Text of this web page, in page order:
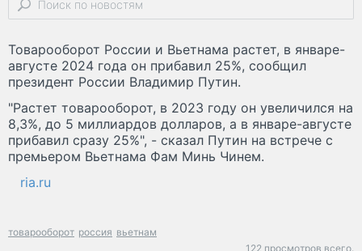
Товарооборот России и Вьетнама растет, в январе-
августе 2024 года он прибавил 25%, сообщил
президент России Владимир Путин.
"Растет товарооборот, в 2023 году он увеличился на
8,3%, до 5 миллиардов долларов, а в январе-августе
прибавил сразу 25%", - сказал Путин на встрече с
премьером Вьетнама Фам Минь Чинем.
ria.ru
товарооборот россия вьетнам
122 просмотров всего.